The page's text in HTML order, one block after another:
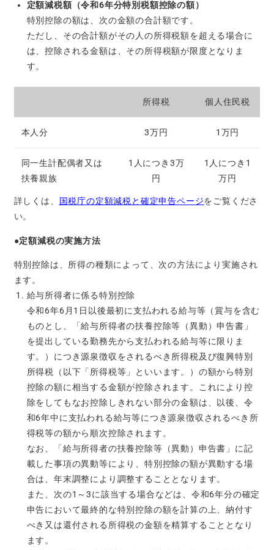
定額減税額（令和6年分特別税額控除の額）
特別控除の額は、次の金額の合計額です。
ただし、その合計額がその人の所得税額を超える場合に
は、控除される金額は、その所得税額が限度となりま
す。
所得税 個人住民税
本人分 3万円 1万円
同一生計配偶者又は
扶養親族
1人につき3万
円
1人につき1
万円
詳しくは、 国税庁の定額減税と確定申告ページをご覧くださ
い。
●定額減税の実施方法
特別控除は、所得の種類によって、次の方法により実施され
ます。
給与所得者に係る特別控除
令和6年6月1日以後最初に支払われる給与等（賞与を含む
ものとし、「給与所得者の扶養控除等（異動）申告書」
を提出している勤務先から支払われる給与等に限りま
す。）につき源泉徴収をされるべき所得税及び復興特別
所得税（以下「所得税等」といいます。）の額から特別
控除の額に相当する金額が控除されます。これにより控
除をしてもなお控除しきれない部分の金額は、以後、令
和6年中に支払われる給与等につき源泉徴収されるべき所
得税等の額から順次控除されます。
なお、「給与所得者の扶養控除等（異動）申告書」に記
載した事項の異動等により、特別控除の額が異動する場
合は、年末調整により調整することとなります。
また、次の1～3に該当する場合などは、令和6年分の確定
申告において最終的な特別控除の額を計算の上、納付す
べき又は還付される所得税の金額を精算することとなり
ます。